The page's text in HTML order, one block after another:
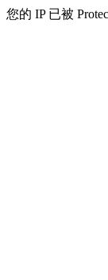
您的 IP 已被